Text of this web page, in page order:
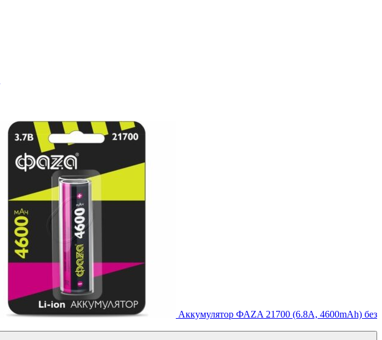
Аккумулятор ФАZA 21700 (6.8A, 4600mAh) без